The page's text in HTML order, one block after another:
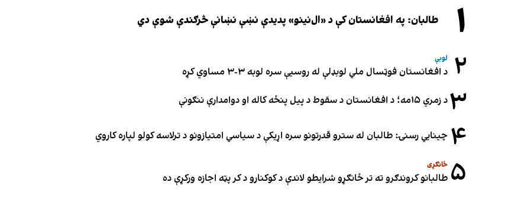
۱ طالبان: په افغانستان کې د «ال‌نینو» پدیدې نښې نښانې څرګندې شوې دي
۲ لوبې
د افغانستان فوټسال ملي لوبډلې له روسیې سره لوبه ۳-۳ مساوي کړه
۳د زمري ۱۵مه؛ د افغانستان د سقوط د پیل پنځه کاله او دوامدارې ننګونې
۴ چینایي رسنۍ: طالبان له سترو قدرتونو سره اړیکې د سیاسي امتیازونو د ترلاسه کولو لپاره کاروي
۵ ځانګړی
طالبانو کروندګرو ته تر ځانګړو شرایطو لاندې د کوکنارو د کر پټه اجازه ورکړې ده